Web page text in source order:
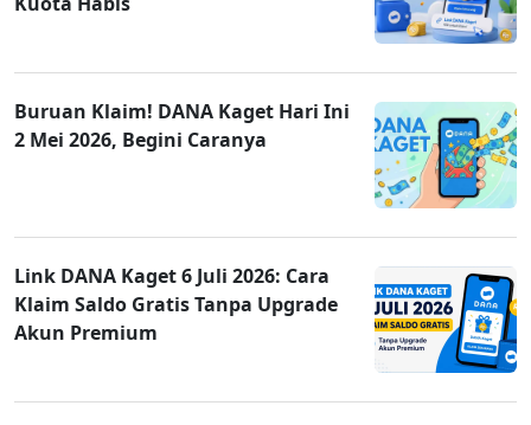
Buruan Klaim! DANA Kaget Hari Ini
2 Mei 2026, Begini Caranya
Link DANA Kaget 6 Juli 2026: Cara
Klaim Saldo Gratis Tanpa Upgrade
Akun Premium